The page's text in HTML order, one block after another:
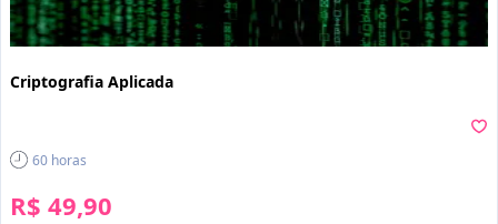
Criptografia Aplicada
60 horas
R$ 49,90